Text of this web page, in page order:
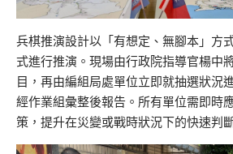
兵棋推演設計以「有想定、無腳本」方
式進行推演。現場由行政院指導官楊中
目，再由編組局處單位立即就抽選狀況
經作業組彙整後報告。所有單位需即時
策，提升在災變或戰時狀況下的快速判